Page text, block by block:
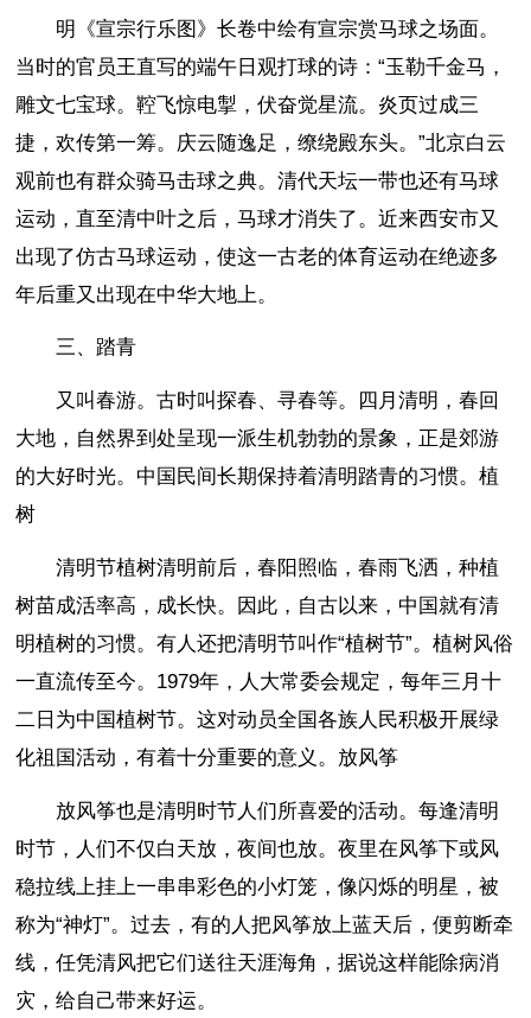
明《宣宗行乐图》长卷中绘有宣宗赏马球之场面。
当时的官员王直写的端午日观打球的诗：“玉勒千金马，
雕文七宝球。鞚飞惊电掣，伏奋觉星流。炎页过成三
捷，欢传第一筹。庆云随逸足，缭绕殿东头。”北京白云
观前也有群众骑马击球之典。清代天坛一带也还有马球
运动，直至清中叶之后，马球才消失了。近来西安市又
出现了仿古马球运动，使这一古老的体育运动在绝迹多
年后重又出现在中华大地上。
三、踏青
又叫春游。古时叫探春、寻春等。四月清明，春回
大地，自然界到处呈现一派生机勃勃的景象，正是郊游
的大好时光。中国民间长期保持着清明踏青的习惯。植
树
清明节植树清明前后，春阳照临，春雨飞洒，种植
树苗成活率高，成长快。因此，自古以来，中国就有清
明植树的习惯。有人还把清明节叫作“植树节”。植树风俗
一直流传至今。1979年，人大常委会规定，每年三月十
二日为中国植树节。这对动员全国各族人民积极开展绿
化祖国活动，有着十分重要的意义。放风筝
放风筝也是清明时节人们所喜爱的活动。每逢清明
时节，人们不仅白天放，夜间也放。夜里在风筝下或风
稳拉线上挂上一串串彩色的小灯笼，像闪烁的明星，被
称为“神灯”。过去，有的人把风筝放上蓝天后，便剪断牵
线，任凭清风把它们送往天涯海角，据说这样能除病消
灾，给自己带来好运。